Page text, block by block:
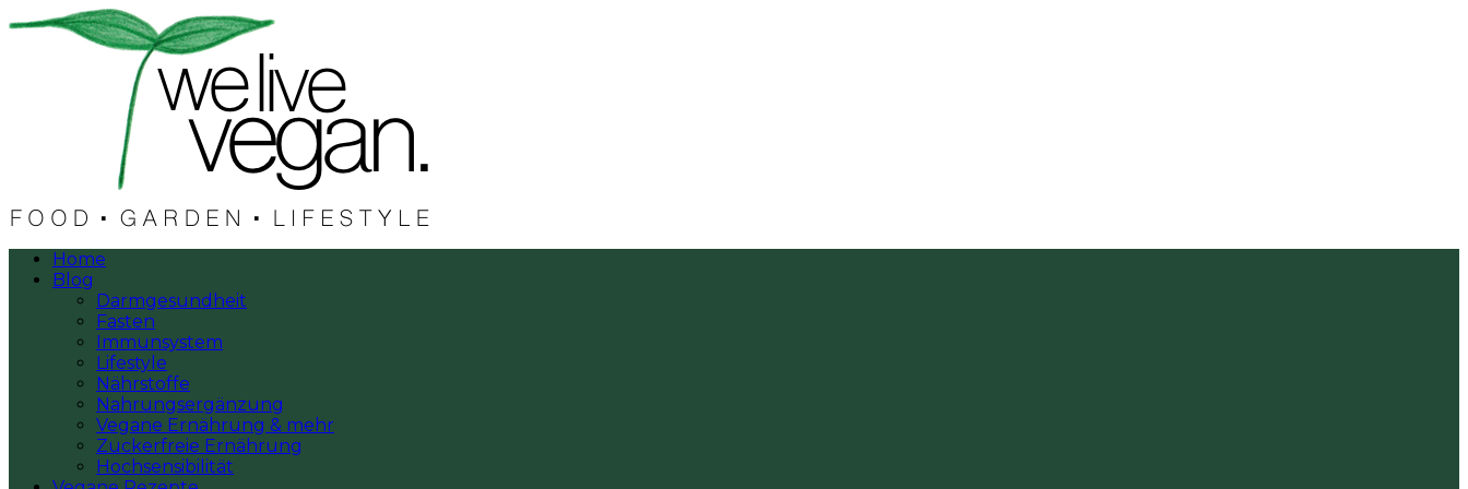
Home
Blog
Darmgesundheit
Fasten
Immunsystem
Lifestyle
Nährstoffe
Nahrungsergänzung
Vegane Ernährung & mehr
Zuckerfreie Ernährung
Hochsensibilität